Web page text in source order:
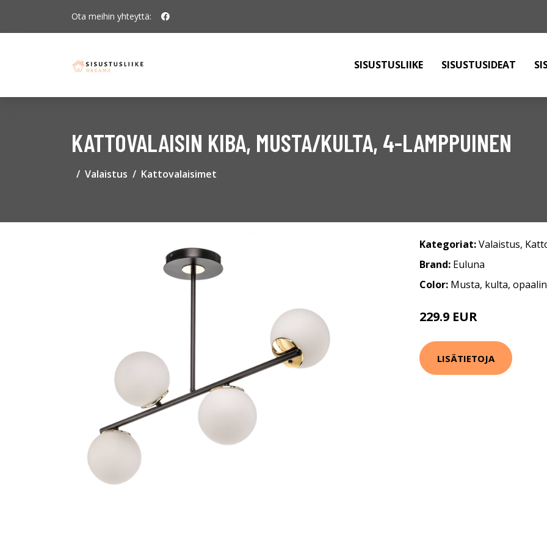
Ota meihin yhteyttä:
SISUSTUSLIIKE SISUSTUSIDEAT
KATTOVALAISIN KIBA, MUSTA/KULTA, 4-LAMPPUINEN
Valaistus Kattovalaisimet
Kategoriat:Valaistus,
Brand: Euluna
Color: Musta, kulta,
229.9 EUR
LISÄTIETOJA